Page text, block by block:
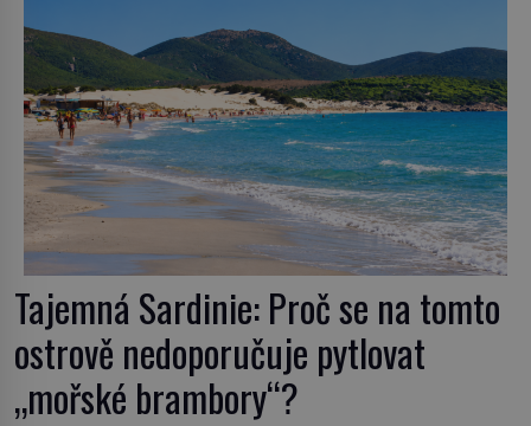
Tajemná Sardinie: Proč se na tomto
ostrově nedoporučuje pytlovat
„mořské brambory“?